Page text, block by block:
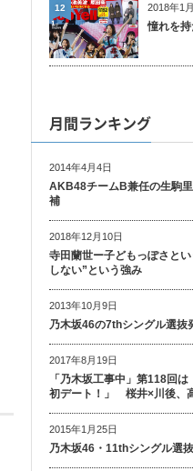
2018年1
憧れを
12
月間ランキング
2014年4月4日
AKB48チームB兼任の生駒
補
2018年12月10日
寺田蘭世ー子どもっぽさと
しない”という強み
2013年10月9日
乃木坂46の7thシングル選抜
2017年8月19日
「乃木坂工事中」第118回
初デート！」 桜井×川後、
2015年1月25日
乃木坂46・11thシングル選